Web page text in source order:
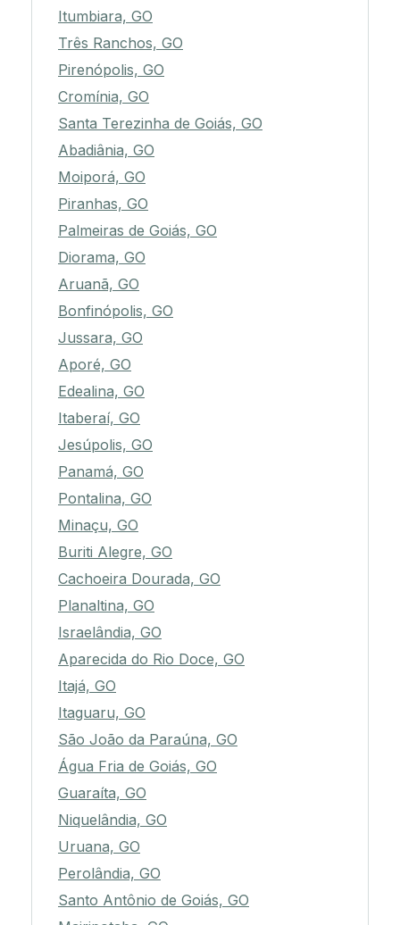
Itumbiara, GO
Três Ranchos, GO
Pirenópolis, GO
Cromínia, GO
Santa Terezinha de Goiás, GO
Abadiânia, GO
Moiporá, GO
Piranhas, GO
Palmeiras de Goiás, GO
Diorama, GO
Aruanã, GO
Bonfinópolis, GO
Jussara, GO
Aporé, GO
Edealina, GO
Itaberaí, GO
Jesúpolis, GO
Panamá, GO
Pontalina, GO
Minaçu, GO
Buriti Alegre, GO
Cachoeira Dourada, GO
Planaltina, GO
Israelândia, GO
Aparecida do Rio Doce, GO
Itajá, GO
Itaguaru, GO
São João da Paraúna, GO
Água Fria de Goiás, GO
Guaraíta, GO
Niquelândia, GO
Uruana, GO
Perolândia, GO
Santo Antônio de Goiás, GO